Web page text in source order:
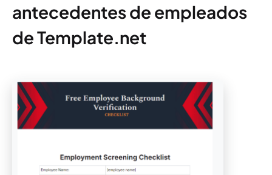
antecedentes de empleados
de Template.net